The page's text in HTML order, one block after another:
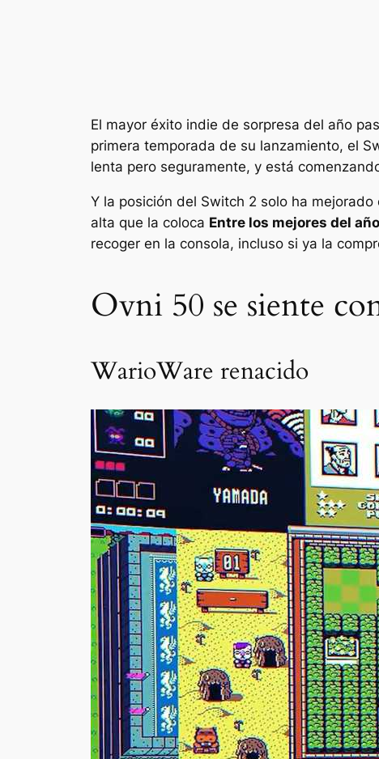
El mayor éxito indie de sorpresa del año
primera temporada de su lanzamiento, el
lenta pero seguramente, y está
Y la posición del Switch 2 solo ha
alta que la coloca Entre los mejores del
recoger en la consola, incluso si ya la
Ovni 50 se siente
WarioWare renacido